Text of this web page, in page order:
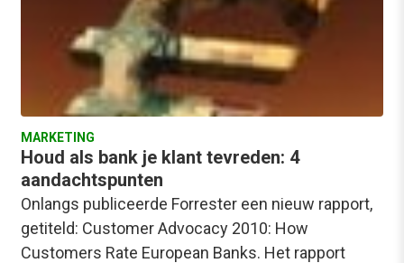
MARKETING
Houd als bank je klant tevreden: 4
aandachtspunten
Onlangs publiceerde Forrester een nieuw rapport,
getiteld: Customer Advocacy 2010: How
Customers Rate European Banks. Het rapport